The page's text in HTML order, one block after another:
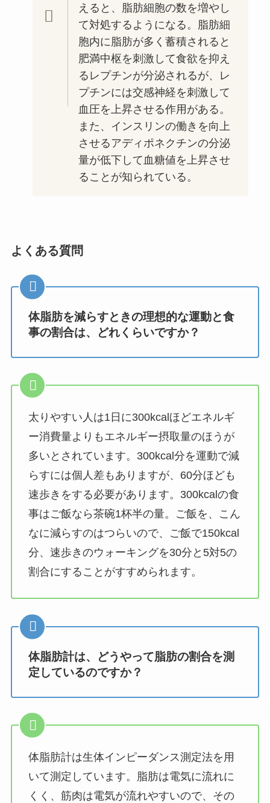
えると、脂肪細胞の数を増やし
て対処するようになる。脂肪細
胞内に脂肪が多く蓄積されると
肥満中枢を刺激して食欲を抑え
るレプチンが分泌されるが、レ
プチンには交感神経を刺激して
血圧を上昇させる作用がある。
また、インスリンの働きを向上
させるアディポネクチンの分泌
量が低下して血糖値を上昇させ
ることが知られている。
よくある質問
体脂肪を減らすときの理想的な運動と食
事の割合は、どれくらいですか？
太りやすい人は1日に300kcalほどエネルギ
ー消費量よりもエネルギー摂取量のほうが
多いとされています。300kcal分を運動で減
らすには個人差もありますが、60分ほども
速歩きをする必要があります。300kcalの食
事はご飯なら茶碗1杯半の量。ご飯を、こん
なに減らすのはつらいので、ご飯で150kcal
分、速歩きのウォーキングを30分と5対5の
割合にすることがすすめられます。
体脂肪計は、どうやって脂肪の割合を測
定しているのですか？
体脂肪計は生体インピーダンス測定法を用
いて測定しています。脂肪は電気に流れに
くく、筋肉は電気が流れやすいので、その